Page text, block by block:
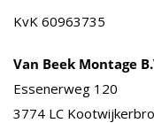
KvK 60963735
Van Beek Montage
Essenerweg 120
3774 LC